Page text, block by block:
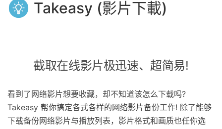
Takeasy (影片下載)
截取在线影片极迅速、超简易!
看到了网络影片想要收藏，却不知道该怎么下载吗?
Takeasy 帮你搞定各式各样的网络影片备份工作! 除了能够
下载备份网络影片与播放列表，影片格式和画质也任你选